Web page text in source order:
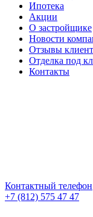
Ипотека
Акции
О застройщике
Новости
Отзывы
Отделка под
Контакты
Контактный телефон
+7 (812) 575 47 47